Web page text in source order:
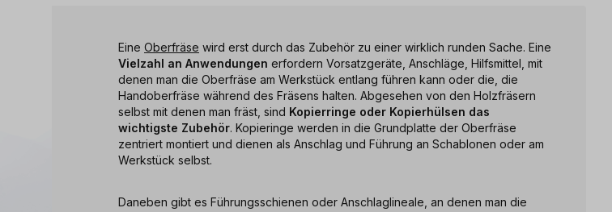
Eine Oberfräse wird erst durch das Zubehör zu einer wirklich runden Sache. Eine
Vielzahl an Anwendungen erfordern Vorsatzgeräte, Anschläge, Hilfsmittel, mit
denen man die Oberfräse am Werkstück entlang führen kann oder die, die
Handoberfräse während des Fräsens halten. Abgesehen von den Holzfräsern
selbst mit denen man fräst, sind Kopierringe oder Kopierhülsen das
wichtigste Zubehör. Kopieringe werden in die Grundplatte der Oberfräse
zentriert montiert und dienen als Anschlag und Führung an Schablonen oder am
Werkstück selbst.
Daneben gibt es Führungsschienen oder Anschlaglineale, an denen man die